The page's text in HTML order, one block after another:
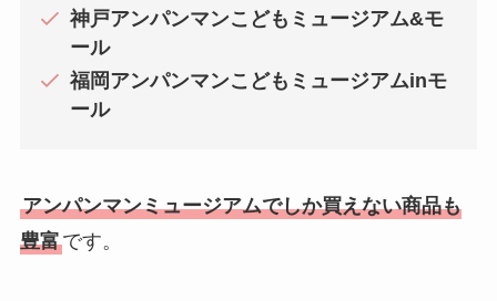
神戸アンパンマンこどもミュージアム&モ
ール
福岡アンパンマンこどもミュージアムinモ
ール
アンパンマンミュージアムでしか買えない商品も
豊富です。